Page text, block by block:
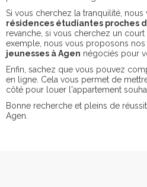
Si vous cherchez la tranquilité,
résidences étudiantes proches
revanche, si vous cherchez un
exemple, nous vous proposons nos
jeunesses à Agen négociés pour
Enfin, sachez que vous pouvez
en ligne. Cela vous permet de
côté pour louer l'appartement
Bonne recherche et pleins de
Agen.